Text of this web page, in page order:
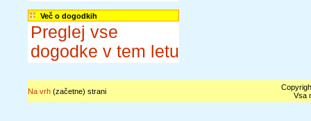
Več o dogodkih
Preglej vse
dogodke v tem letu
Na vrh(začetne) strani
Vsa